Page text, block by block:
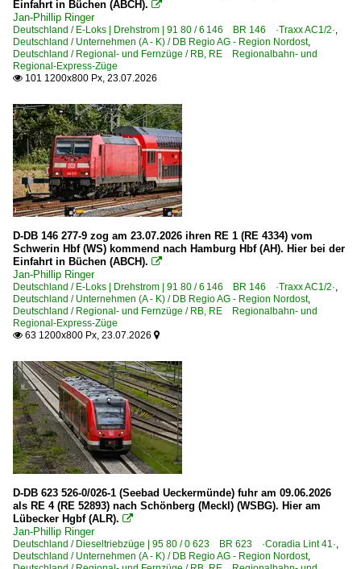
Berlin Wannsee
Cottbus (Chóśebuz)
Demmin
Dresden Hbf ·DH·
Eberswalde
Bahnhöfe (F - K)
Falkensee
Freiberg (Sachsen)
Greifswald
Grimmen
Großkorbetha
Hamburg-Harburg
Hennigsdorf (bei Berlin)
Bahnhöfe (L - Q)
Lübeck Hbf ·AL·
Neustrelitz
Pasewalk
Bahnhöfe (R - Z)
Rostock Hbf ·WR·
2018
2019
2020
2020
2021
2022
2023
2024
2026
Einfahrt in Büchen (ABCH). 
Jan-Phillip Ringer
Deutschland / E-Loks | Drehstrom | 91 80 / 6 146 BR 146 ·Traxx AC1/2·,
Deutschland / Unternehmen (A - K) / DB Regio AG - Region Nordost,
Deutschland / Regional- und Fernzüge / RB, RE Regionalbahn- und
Regional-Express-Züge
 101 1200x800 Px, 23.07.2026
D-DB 146 277-9 zog am 23.07.2026 ihren RE 1 (RE 4334) vom
Schwerin Hbf (WS) kommend nach Hamburg Hbf (AH). Hier bei der
Einfahrt in Büchen (ABCH). 
Jan-Phillip Ringer
Deutschland / E-Loks | Drehstrom | 91 80 / 6 146 BR 146 ·Traxx AC1/2·,
Deutschland / Unternehmen (A - K) / DB Regio AG - Region Nordost,
Deutschland / Regional- und Fernzüge / RB, RE Regionalbahn- und
Regional-Express-Züge
 63 1200x800 Px, 23.07.2026 
D-DB 623 526-0/026-1 (Seebad Ueckermünde) fuhr am 09.06.2026
als RE 4 (RE 52893) nach Schönberg (Meckl) (WSBG). Hier am
Lübecker Hgbf (ALR). 
Jan-Phillip Ringer
Deutschland / Dieseltriebzüge | 95 80 / 0 623 BR 623 ·Coradia Lint 41·,
Deutschland / Unternehmen (A - K) / DB Regio AG - Region Nordost,